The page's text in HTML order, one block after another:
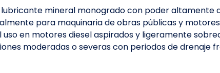
mineral monogrado con poder altamente
para maquinaria de obras públicas y
uso en motores diesel aspirados y ligeramente
moderadas o severas con periodos de drenaje